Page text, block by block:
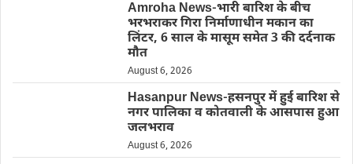
Amroha News-भारी बारिश के बीच
भरभराकर गिरा निर्माणाधीन मकान का
लिंटर, 6 साल के मासूम समेत 3 की दर्दनाक
मौत
August 6, 2026
Hasanpur News-हसनपुर में हुई बारिश से
नगर पालिका व कोतवाली के आसपास हुआ
जलभराव
August 6, 2026